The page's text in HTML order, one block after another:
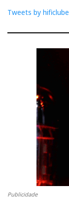
Tweets by hificlube
Publicidade